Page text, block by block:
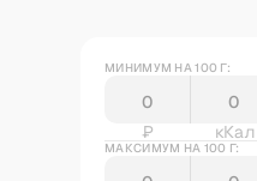
МИНИМУМ НА 100 Г:
₽ кКал
МАКСИМУМ НА 100 Г: